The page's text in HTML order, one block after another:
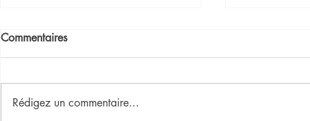
Commentaires
Rédigez un commentaire...